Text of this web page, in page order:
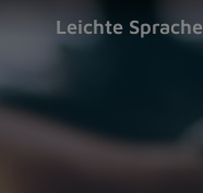
Leichte Sprache